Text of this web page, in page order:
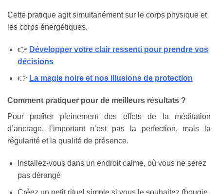
Cette pratique agit simultanément sur le corps physique et
les corps énergétiques.
👉 Développer votre clair ressenti pour prendre vos
décisions
👉 La magie noire et nos illusions de protection
Comment pratiquer pour de meilleurs résultats ?
Pour profiter pleinement des effets de la méditation
d’ancrage, l’important n’est pas la perfection, mais la
régularité et la qualité de présence.
Installez-vous dans un endroit calme, où vous ne serez
pas dérangé
Créez un petit rituel simple si vous le souhaitez (bougie,